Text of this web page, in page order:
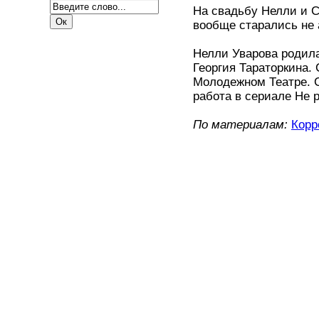
На свадьбу Нелли и
вообще старались
Нелли Уварова
Георгия
Молодежном Театре.
работа в сериале Не
По материалам: